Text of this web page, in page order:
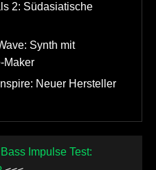
2: Südasiatische
Synth mit
Maker
Neuer Hersteller
Impulse Test: